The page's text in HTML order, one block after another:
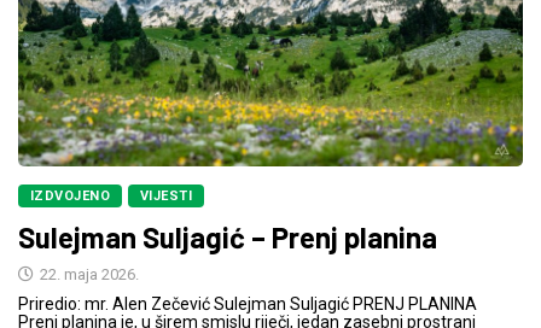
IZDVOJENO VIJESTI
Sulejman Suljagić – Prenj planina
22. maja 2026.
Priredio: mr. Alen Zečević Sulejman Suljagić PRENJ PLANINA
Prenj planina je, u širem smislu riječi, jedan zasebni prostrani